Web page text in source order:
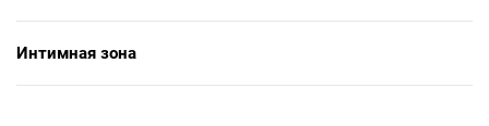
Интимная зона